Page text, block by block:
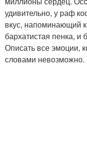
удивительно, у раф
вкус, напоминающий
бархатистая пенка, и
Описать все эмоции,
словами невозможно.